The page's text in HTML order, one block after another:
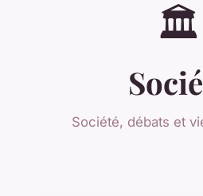
🏛️
Société, débats et